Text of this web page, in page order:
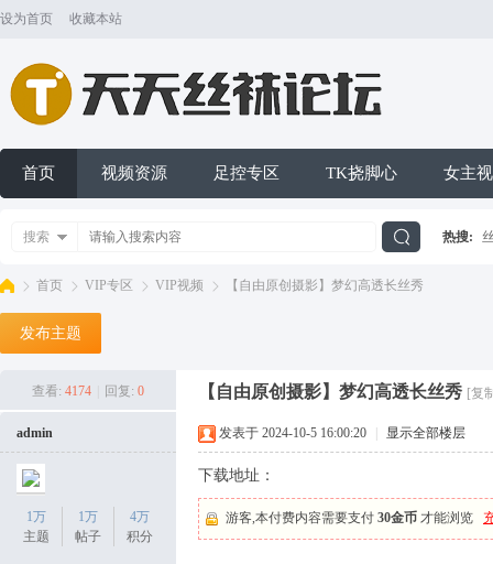
设为首页 收藏本站
首页 视频资源 足控专区 TK挠脚心 女主
搜索 热搜:
首页 VIP专区 VIP视频 【自由原创摄影】梦幻高透长丝秀
发布主题
查看: 4174 回复: 0 【自由原创摄影】梦幻高透长丝秀 [复
admin
1万
主题
1万
帖子
4万
积分
发表于 2024-10-5 16:00:20 显示全部楼层
下载地址：
游客,本付费内容需要支付 30金币 才能浏览